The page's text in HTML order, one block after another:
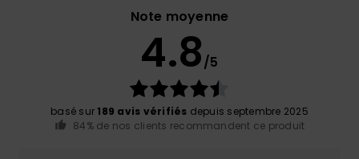
Note moyenne
4.8/5
basé sur 189 avis vérifiés depuis septembre 2025
84% de nos clients recommandent ce produit